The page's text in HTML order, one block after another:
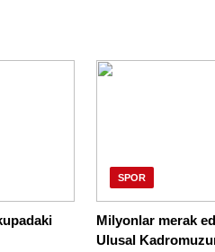
SPOR
Milyonlar merak
Ulusal